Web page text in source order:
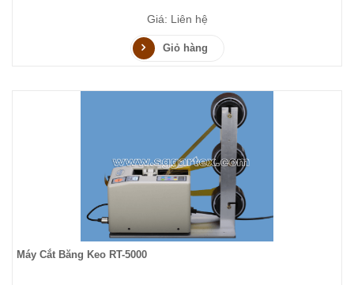
Giá: Liên hệ
Giỏ hàng
Máy Cắt Băng Keo RT-5000